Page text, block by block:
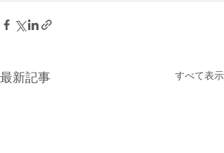
最新記事 すべて表示